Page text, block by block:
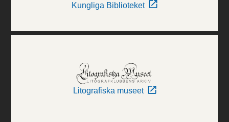
Kungliga Biblioteket
Litografiska museet